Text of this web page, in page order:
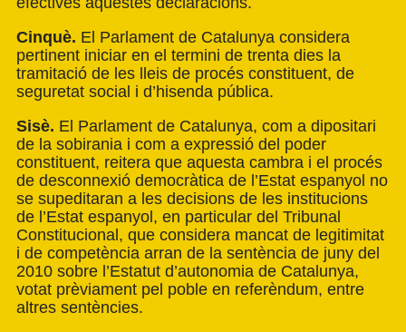
Cinquè. El Parlament de Catalunya considera
pertinent iniciar en el termini de trenta dies la
tramitació de les lleis de procés constituent, de
seguretat social i d’hisenda pública.
Sisè. El Parlament de Catalunya, com a dipositari
de la sobirania i com a expressió del poder
constituent, reitera que aquesta cambra i el procés
de desconnexió democràtica de l’Estat espanyol no
se supeditaran a les decisions de les institucions
de l’Estat espanyol, en particular del Tribunal
Constitucional, que considera mancat de legitimitat
i de competència arran de la sentència de juny del
2010 sobre l’Estatut d’autonomia de Catalunya,
votat prèviament pel poble en referèndum, entre
altres sentències.